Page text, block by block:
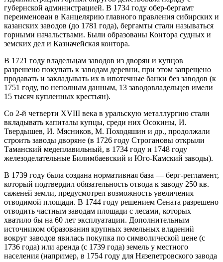
губернской администрацией. В 1734 году обер-бергамт
переименован в Канцелярию главного правления сибирских и
казанских заводов (до 1781 года), бергамты стали называться
горными начальствами. Были образованы Контора судных и
земских дел и Казначейская контора.
В 1721 году владельцам заводов из дворян и купцов
разрешено покупать к заводам деревни, при этом запрещено
продавать и закладывать их в ипотечные банки без заводов (к
1751 году, по неполным данным, 13 заводовладельцев имели
15 тысяч купленных крестьян).
Со 2-й четверти XVIII века в уральскую металлургию стали
вкладывать капиталы купцы, среди них Осокины, И.
Твердышев, И. Мясников, М. Походяшин и др., продолжали
строить заводы дворяне (в 1726 году Строгановы открыли
Таманский медеплавильный, в 1734 году и 1748 году
железоделательные Билимбаевский и Юго-Камский заводы).
В 1739 году была создана нормативная база — берг-регламент,
который подтвердил обязательность отвода к заводу 250 кв.
саженей земли, предусмотрел возможность увеличения
отводимой площади. В 1744 году решением Сената разрешено
отводить частным заводам площади с лесами, которых
хватило бы на 60 лет эксплуатации. Дополнительным
источником образования крупных земельных владений
вокруг заводов явилась покупка по символической цене (с
1736 года) или аренда (с 1739 года) земель у местного
населения (например, в 1754 году для Нязепетровского завода